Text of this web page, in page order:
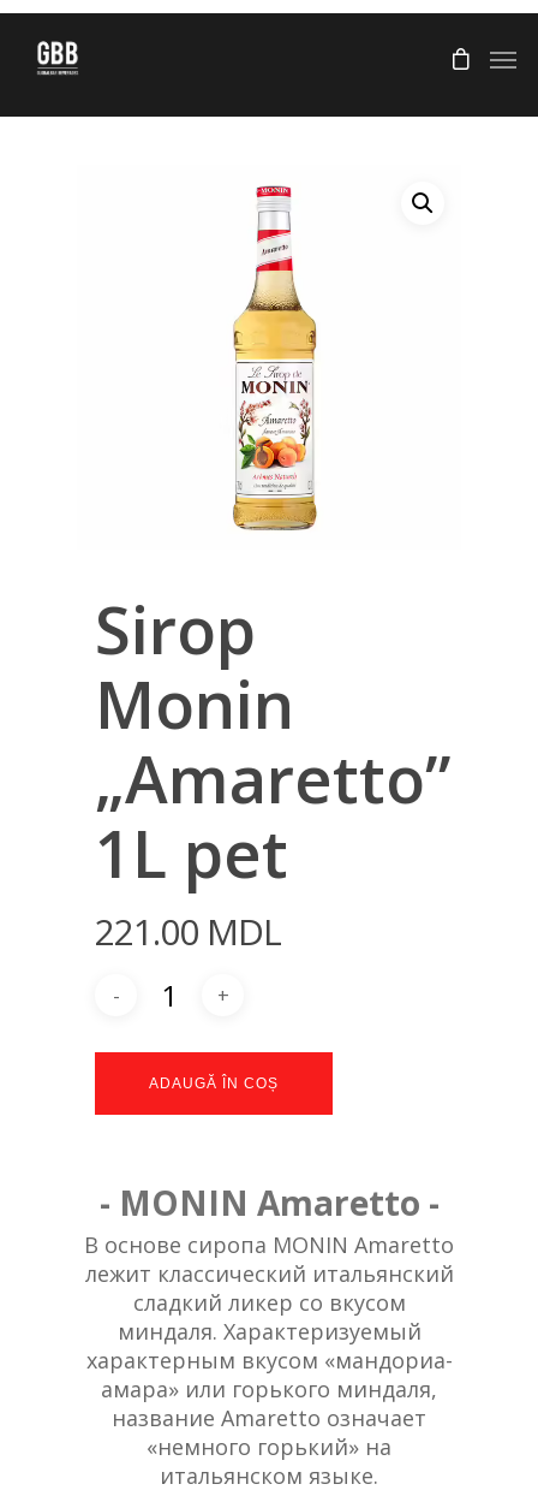
Sirop
Monin
„Amaretto”
1L pet
221.00 MDL
ADAUGĂ ÎN COȘ
- MONIN Amaretto -
В основе сиропа MONIN Amaretto
лежит классический итальянский
сладкий ликер со вкусом
миндаля. Характеризуемый
характерным вкусом «мандориа-
амара» или горького миндаля,
название Amaretto означает
«немного горький» на
итальянском языке.